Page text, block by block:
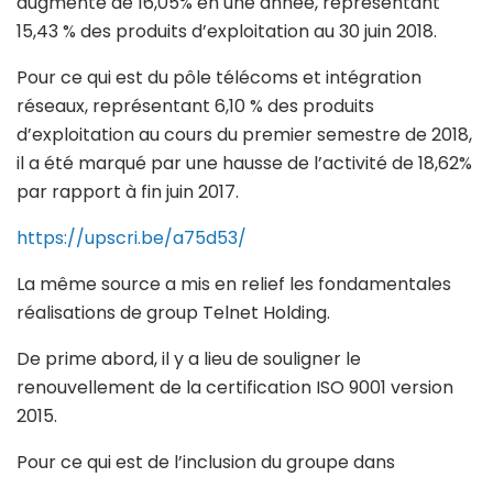
15,43 % des produits d’exploitation au 30 juin 2018.
Pour ce qui est du pôle télécoms et intégration
réseaux, représentant 6,10 % des produits
d’exploitation au cours du premier semestre de 2018,
il a été marqué par une hausse de l’activité de 18,62%
par rapport à fin juin 2017.
https://upscri.be/a75d53/
La même source a mis en relief les fondamentales
réalisations de group Telnet Holding.
De prime abord, il y a lieu de souligner le
renouvellement de la certification ISO 9001 version
2015.
Pour ce qui est de l’inclusion du groupe dans